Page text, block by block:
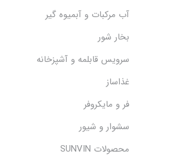
آب مرکبات و آبمیوه گیر
بخار شور
سرویس قابلمه و آشپزخانه
غذاساز
فر و مایکروفر
سشوار و شیور
محصولات SUNVIN